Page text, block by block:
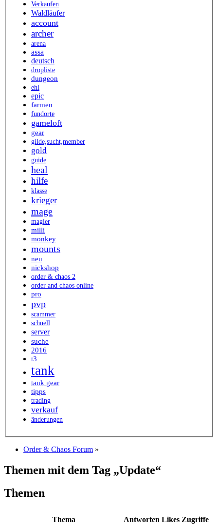
Verkaufen
Waldläufer
account
archer
arena
assa
deutsch
dropliste
dungeon
ehl
epic
farmen
fundorte
gameloft
gear
gilde,sucht,member
gold
guide
heal
hilfe
klasse
krieger
mage
magier
milli
monkey
mounts
neu
nickshop
order & chaos 2
order and chaos online
pro
pvp
scammer
schnell
server
suche
2016
t3
tank
tank gear
tipps
trading
verkauf
änderungen
Order & Chaos Forum »
Themen mit dem Tag „Update“
Themen
Thema Antworten Likes Zugriffe